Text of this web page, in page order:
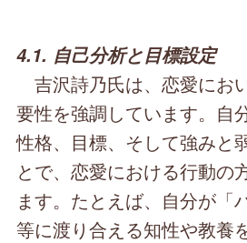
4.1. 自己分析と目標設定
吉沢詩乃氏は、恋愛にお
要性を強調しています。自
性格、目標、そして強みと
とで、恋愛における行動の
ます。たとえば、自分が「
等に渡り合える知性や教養